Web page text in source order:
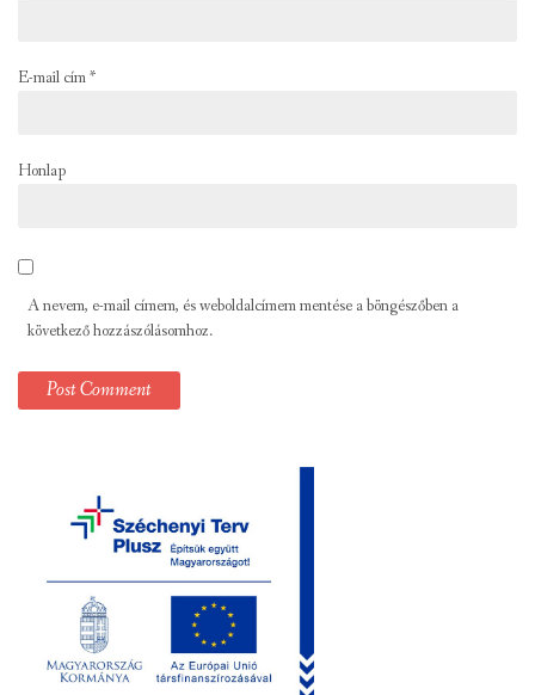
E-mail cím*
Honlap
A nevem, e-mail címem, és weboldalcímem mentése a böngészőben a
következő hozzászólásomhoz.